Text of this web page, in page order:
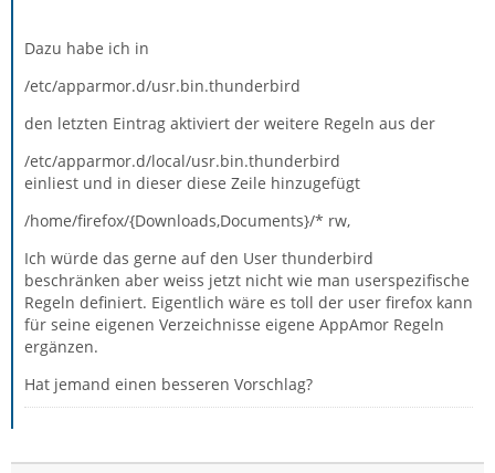
Dazu habe ich in
/etc/apparmor.d/usr.bin.thunderbird
den letzten Eintrag aktiviert der weitere Regeln aus der
/etc/apparmor.d/local/usr.bin.thunderbird
einliest und in dieser diese Zeile hinzugefügt
/home/firefox/{Downloads,Documents}/* rw,
Ich würde das gerne auf den User thunderbird
beschränken aber weiss jetzt nicht wie man userspezifische
Regeln definiert. Eigentlich wäre es toll der user firefox kann
für seine eigenen Verzeichnisse eigene AppAmor Regeln
ergänzen.
Hat jemand einen besseren Vorschlag?